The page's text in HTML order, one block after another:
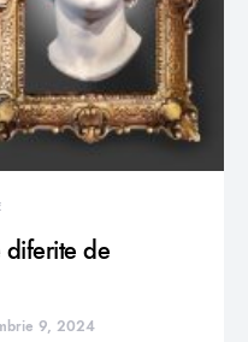
diferite de
9, 2024